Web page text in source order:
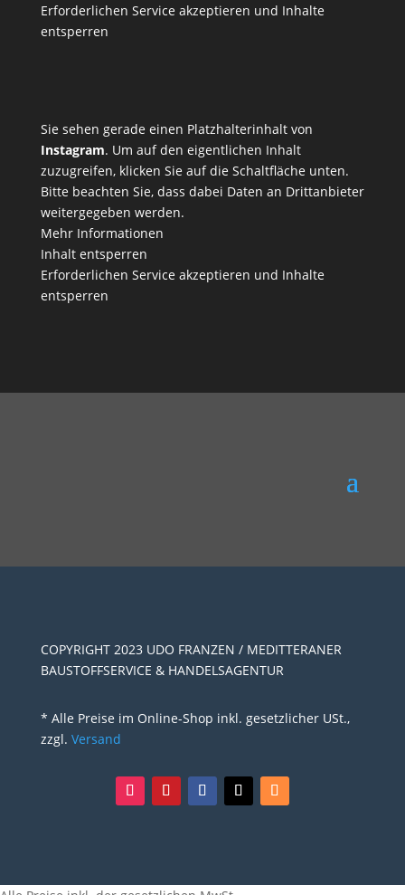
Erforderlichen Service akzeptieren und Inhalte
entsperren
Sie sehen gerade einen Platzhalterinhalt von
Instagram. Um auf den eigentlichen Inhalt
zuzugreifen, klicken Sie auf die Schaltfläche unten.
Bitte beachten Sie, dass dabei Daten an Drittanbieter
weitergegeben werden.
Mehr Informationen
Inhalt entsperren
Erforderlichen Service akzeptieren und Inhalte
entsperren
COPYRIGHT 2023 UDO FRANZEN / MEDITTERANER
BAUSTOFFSERVICE & HANDELSAGENTUR
* Alle Preise im Online-Shop inkl. gesetzlicher USt.,
zzgl. Versand